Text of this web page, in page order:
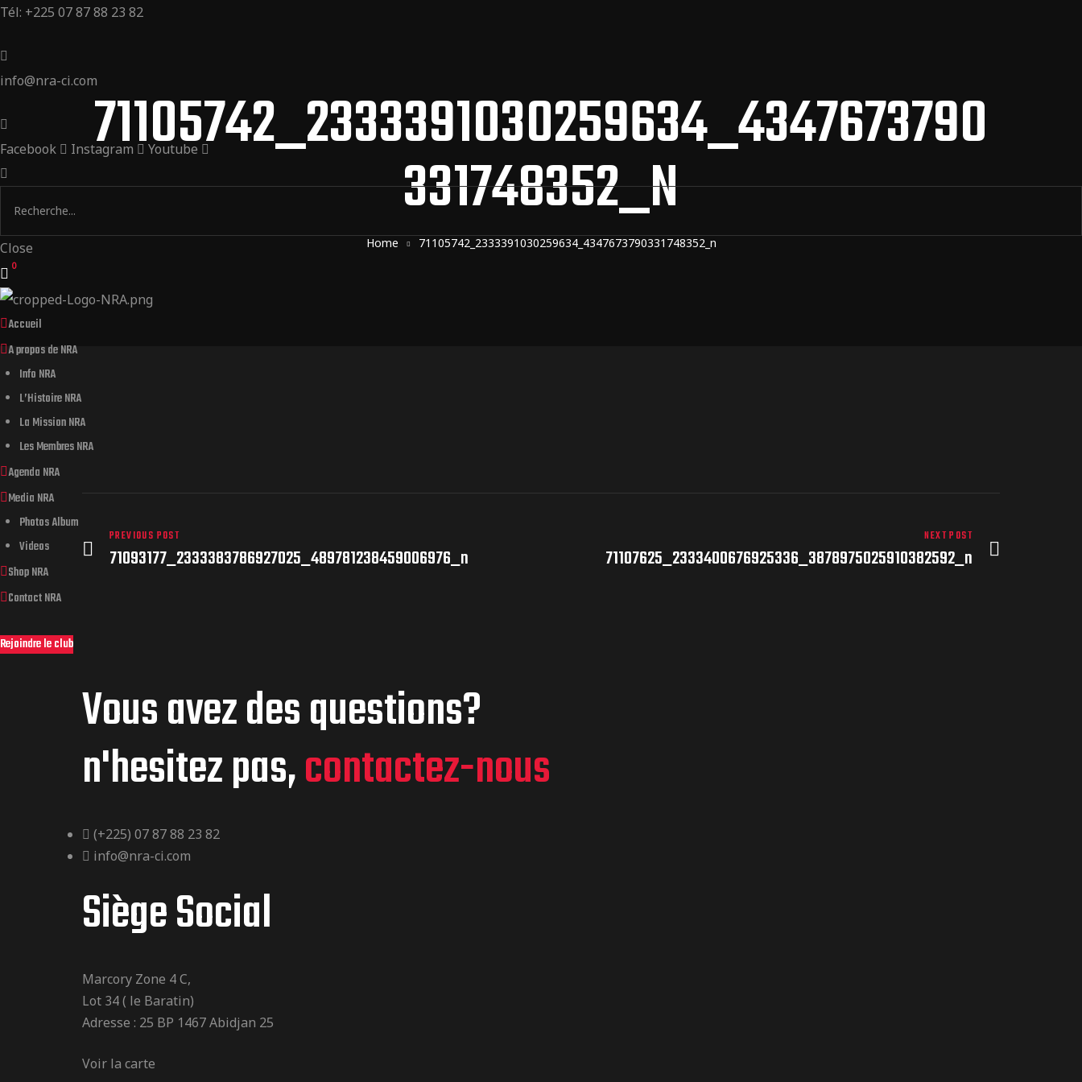
Tél: +225 07 87 88 23 82
info@nra-ci.com
Facebook Instagram Youtube
Close
0
Accueil
A propos de NRA
Info NRA
L’Histoire NRA
La Mission NRA
Les Membres NRA
Agenda NRA
Media NRA
Photos Album
Videos
Shop NRA
Contact NRA
Rejoindre le club
71105742_2333391030259634_4347673790
331748352_N
Home 71105742_2333391030259634_4347673790331748352_n
PREVIOUS POST
71093177_2333383786927025_489781238459006976_n
NEXT POST
71107625_2333400676925336_3878975025910382592_n
Vous avez des questions?
n'hesitez pas,contactez-nous
(+225) 07 87 88 23 82
info@nra-ci.com
Siège Social
Marcory Zone 4 C,
Lot 34 ( le Baratin)
Adresse : 25 BP 1467 Abidjan 25
Voir la carte